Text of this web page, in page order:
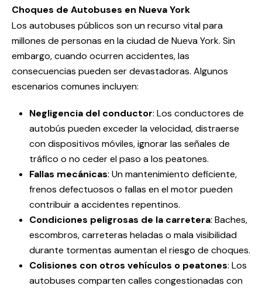
Choques de Autobuses en Nueva York
Los autobuses públicos son un recurso vital para
millones de personas en la ciudad de Nueva York. Sin
embargo, cuando ocurren accidentes, las
consecuencias pueden ser devastadoras. Algunos
escenarios comunes incluyen:
Negligencia del conductor: Los conductores de
autobús pueden exceder la velocidad, distraerse
con dispositivos móviles, ignorar las señales de
tráfico o no ceder el paso a los peatones.
Fallas mecánicas: Un mantenimiento deficiente,
frenos defectuosos o fallas en el motor pueden
contribuir a accidentes repentinos.
Condiciones peligrosas de la carretera: Baches,
escombros, carreteras heladas o mala visibilidad
durante tormentas aumentan el riesgo de choques.
Colisiones con otros vehículos o peatones: Los
autobuses comparten calles congestionadas con